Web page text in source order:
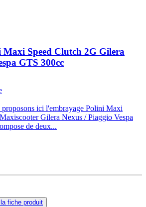
Speed Clutch 2G Gilera
GTS 300cc
proposons ici l'embrayage Polini Maxi
Gilera Nexus / Piaggio Vespa
de deux...
fiche produit